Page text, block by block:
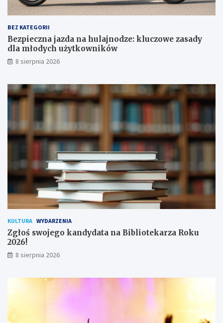
o
w
a
p
o
d
p
a
n
!
a
d
y
d
l
a
m
d
y
h
u
ż
o
n
i
ó
w
BEZ KATEGORII
Bezpieczna jazda na hulajnodze: kluczowe zasady
dla młodych użytkowników
8 sierpnia 2026
KULTURA WYDARZENIA
Zgłoś swojego kandydata na Bibliotekarza Roku
2026!
8 sierpnia 2026